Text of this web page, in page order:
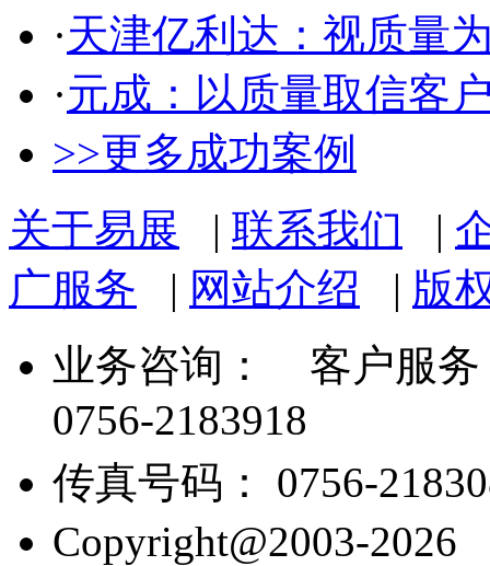
·天津亿利达：视质量
·元成：以质量取信客
>>更多成功案例
关于易展 | 联系我们 |
广服务 | 网站介绍 | 版
业务咨询：
客户服务
0756-2183918
传真号码： 0756-
Copyright@2003-